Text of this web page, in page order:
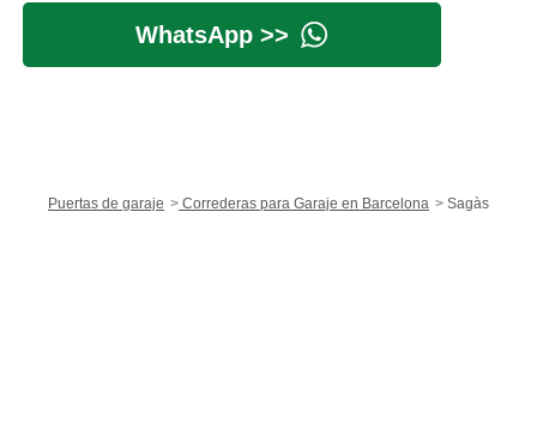
WhatsApp >>
Puertas de garaje Correderas para Garaje en Barcelona Sagàs